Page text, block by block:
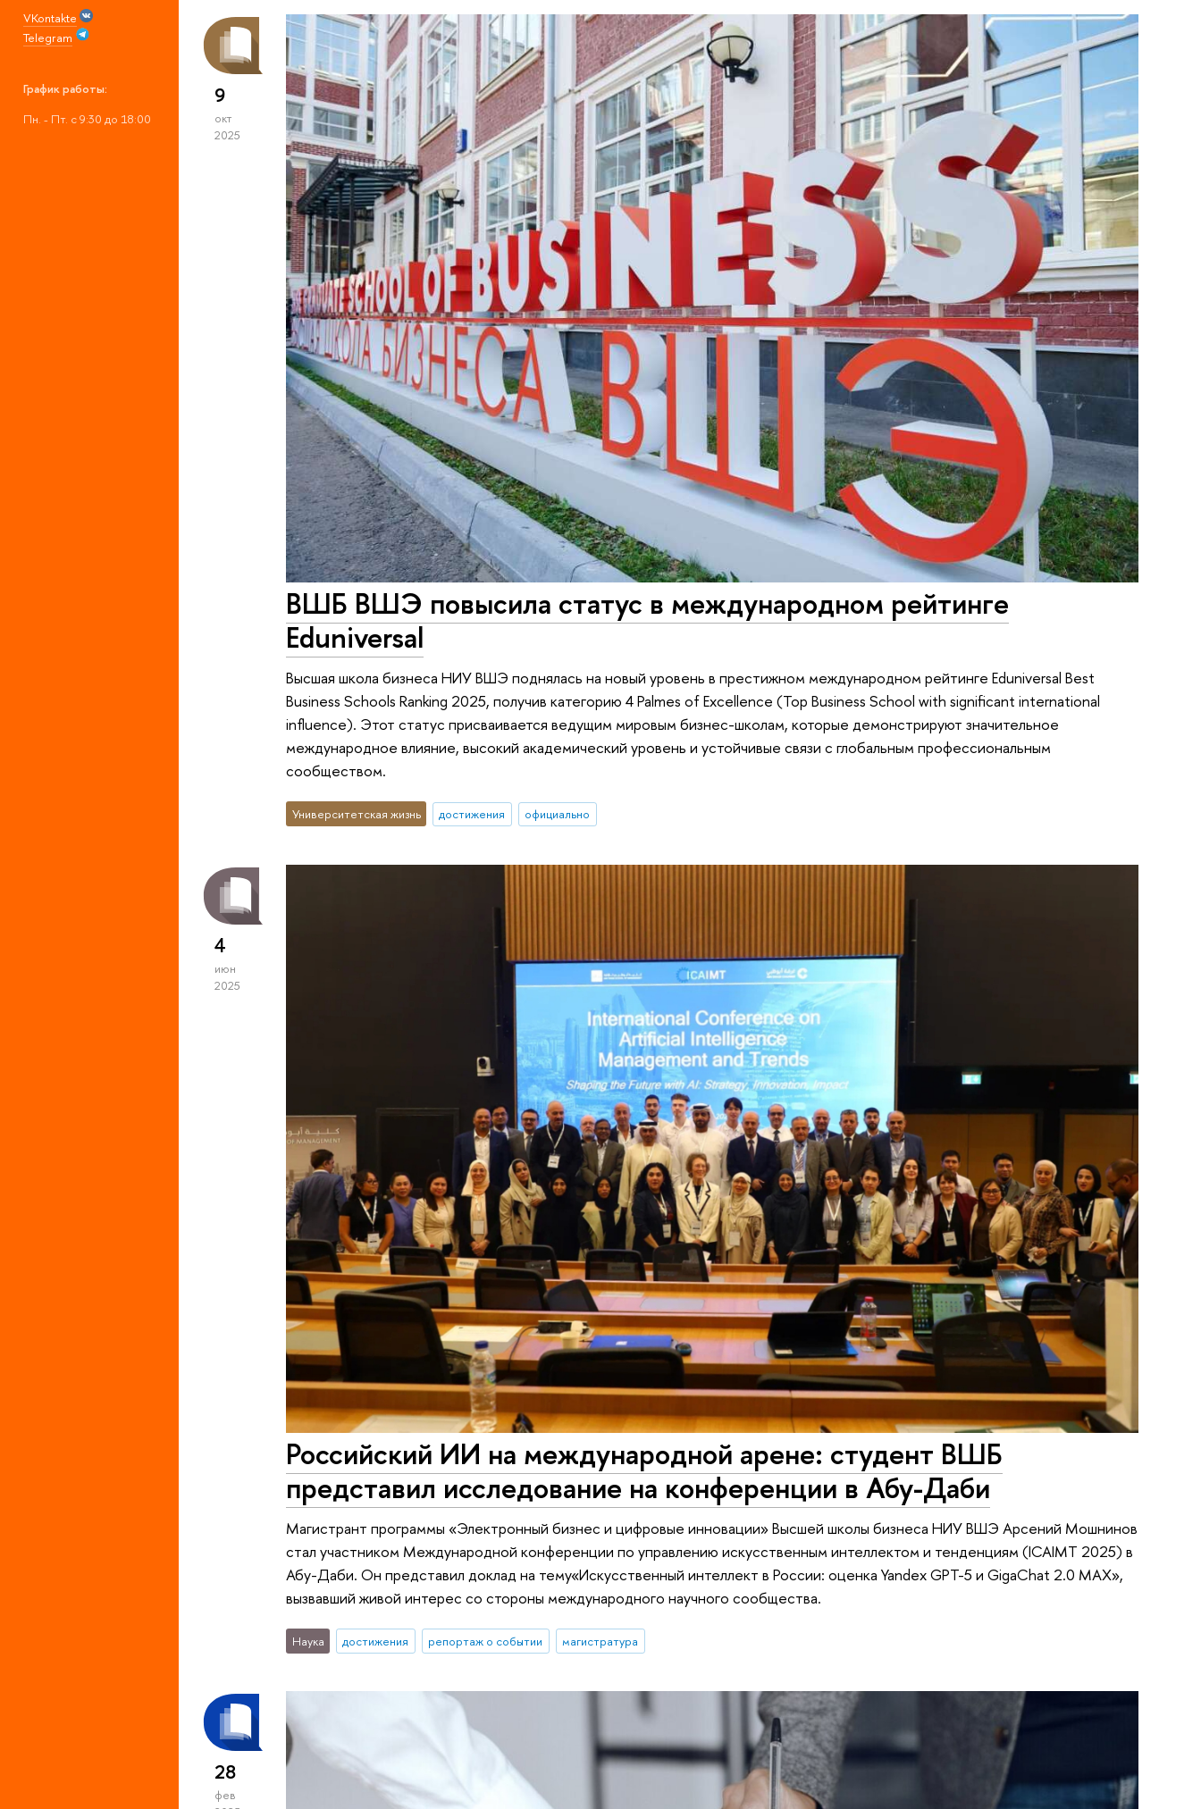
VKontakte
Telegram
График работы:
Пн. - Пт. с 9:30 до 18:00
9
окт
2025
ВШБ ВШЭ повысила статус в международном рейтинге
Eduniversal
Высшая школа бизнеса НИУ ВШЭ поднялась на новый уровень в престижном международном рейтинге Eduniversal Best
Business Schools Ranking 2025, получив категорию 4 Palmes of Excellence (Top Business School with significant international
influence). Этот статус присваивается ведущим мировым бизнес-школам, которые демонстрируют значительное
международное влияние, высокий академический уровень и устойчивые связи с глобальным профессиональным
сообществом.
Университетская жизнь достижения официально
4
июн
2025
Российский ИИ на международной арене: студент ВШБ
представил исследование на конференции в Абу-Даби
Магистрант программы «Электронный бизнес и цифровые инновации» Высшей школы бизнеса НИУ ВШЭ Арсений Мошнинов
стал участником Международной конференции по управлению искусственным интеллектом и тенденциям (ICAIMT 2025) в
Абу-Даби. Он представил доклад на тему«Искусственный интеллект в России: оценка Yandex GPT-5 и GigaChat 2.0 MAX»,
вызвавший живой интерес со стороны международного научного сообщества.
Наука достижения репортаж о событии магистратура
28
фев